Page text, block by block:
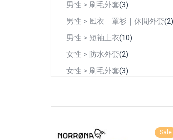
男性 > 刷毛外套(3)
男性 > 風衣｜罩衫｜休閒外套(2)
男性 > 短袖上衣(10)
女性 > 防水外套(2)
女性 > 刷毛外套(3)
優惠 > 男性優惠(14)
優惠 > 女性優惠
Sale